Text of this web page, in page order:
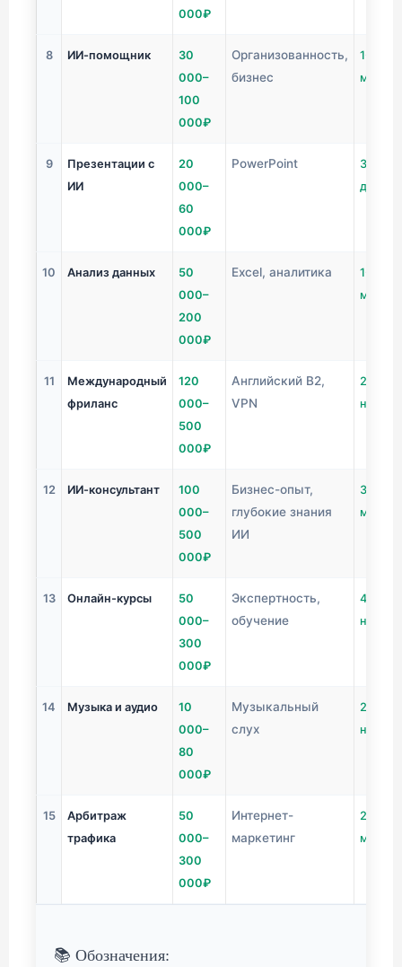
000₽
8 ИИ-помощник
30
000–
100
000₽
Организованность,
бизнес
1-3
месяца
9
Презентации с
ИИ
20
000–
60
000₽
PowerPoint
3-7
дней
10 Анализ данных
50
000–
200
000₽
Excel, аналитика
1-2
месяца
11
Международный
фриланс
120
000–
500
000₽
Английский B2,
VPN
2-4
недели
12 ИИ-консультант
100
000–
500
000₽
Бизнес-опыт,
глубокие знания
ИИ
3-6
13 Онлайн-курсы
50
000–
300
000₽
Экспертность,
обучение
4-12
недель
14 Музыка и аудио
10
000–
80
000₽
Музыкальный
слух
2-4
недели
15
Арбитраж
трафика
50
000–
300
000₽
Интернет-
маркетинг
2-6
📚 Обозначения: